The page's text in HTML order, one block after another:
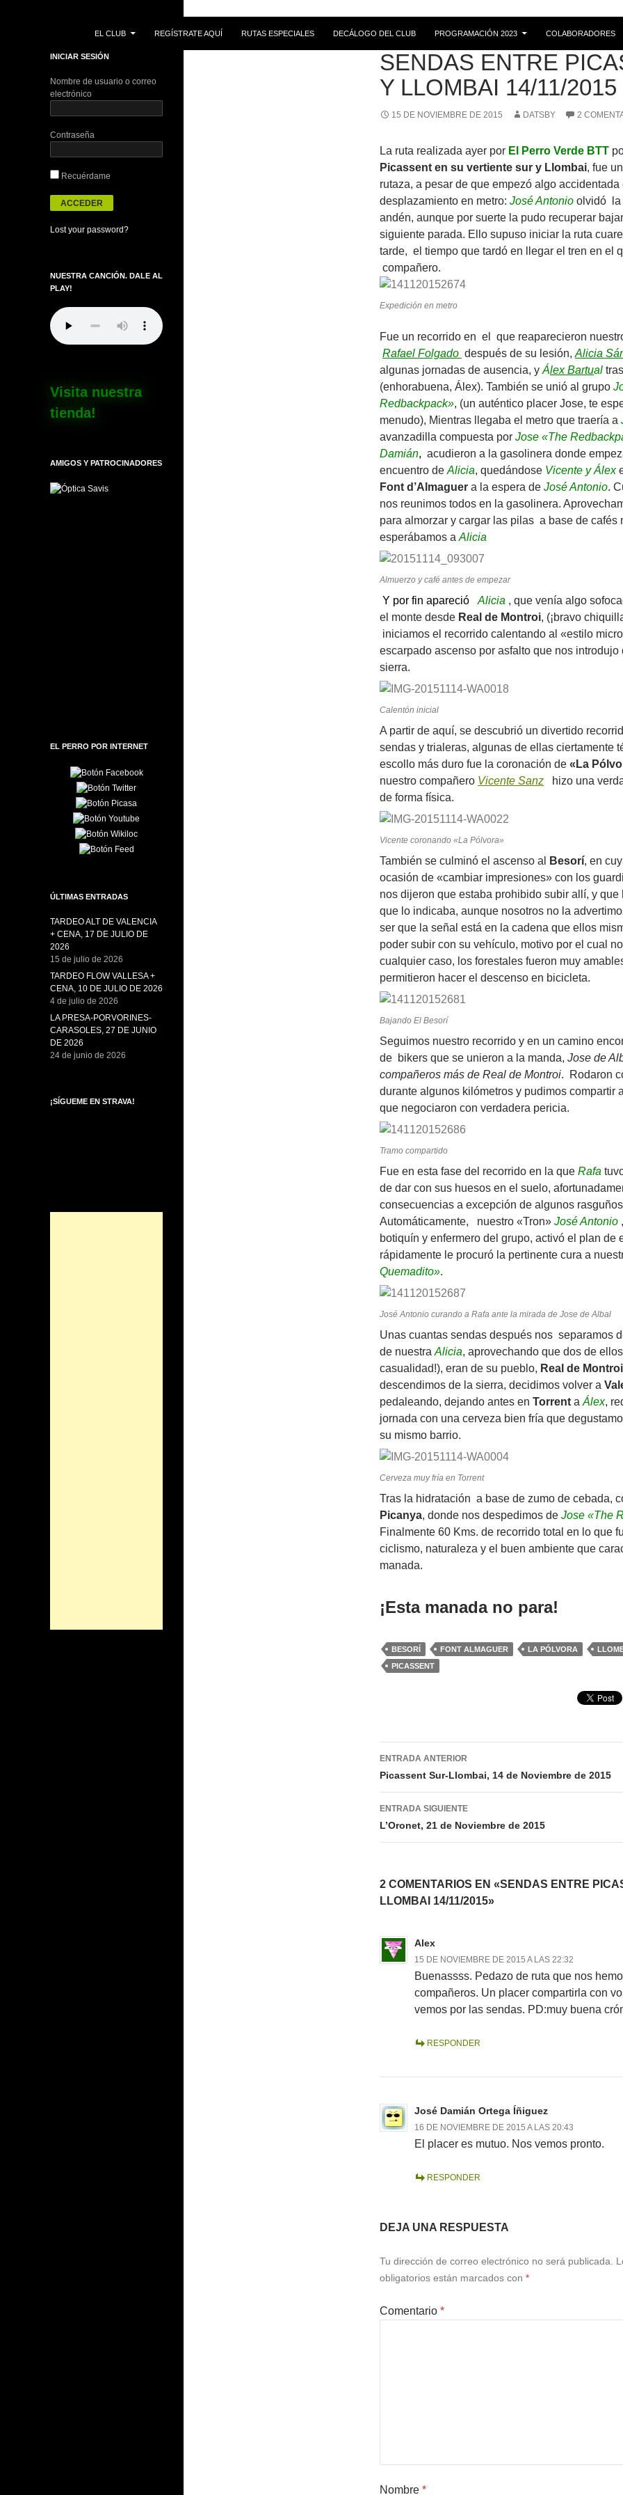
EL CLUB
REGÍSTRATE AQUÍ RUTAS ESPECIALES DECÁLOGO DEL CLUB PROGRAMACIÓN 2023 COLABORADORES
CRÓNICAS
SENDAS ENTRE
Y LLOMBAI 14/11/2015
15 DE NOVIEMBRE DE 2015 DATSBY 2
La ruta realizada ayer por El Perro Verde BTT
Picassent en su vertiente sur y Llombai, fue
rutaza, a pesar de que empezó algo accidentada
desplazamiento en metro: José Antonio olvidó la
andén, aunque por suerte la pudo recuperar
siguiente parada. Ello supuso iniciar la ruta
tarde, el tiempo que tardó en llegar el tren en el
compañero.
Expedición en metro
Fue un recorrido en el que reaparecieron
Rafael Folgado después de su lesión, Alicia
algunas jornadas de ausencia, y Álex Bartual
(enhorabuena, Álex). También se unió al grupo
Redbackpack», (un auténtico placer Jose, te
menudo), Mientras llegaba el metro que traería a
avanzadilla compuesta por Jose «The
Damián, acudieron a la gasolinera donde
encuentro de Alicia, quedándose Vicente y Álex
Font d’Almaguer a la espera de José Antonio.
nos reunimos todos en la gasolinera.
para almorzar y cargar las pilas a base de cafés
esperábamos a Alicia
Almuerzo y café antes de empezar
Y por fin apareció Alicia , que venía algo
el monte desde Real de Montroi, (¡bravo
iniciamos el recorrido calentando al «estilo
escarpado ascenso por asfalto que nos introdujo
sierra.
Calentón inicial
A partir de aquí, se descubrió un divertido
sendas y trialeras, algunas de ellas ciertamente
escoll o más duro fue la coronación de «La
nuestro compañero Vicente Sanz hizo una
de forma física.
Vicente coronando «La Pólvora»
También se culminó el ascenso al Besorí, en
ocasión de «cambiar impresiones» con los
nos dijeron que estaba prohibido subir allí, y que
que lo indicaba, aunque nosotros no la
ser que la señal está en la cadena que ellos
poder subir con su vehículo, motivo por el cual
cualquier caso, los forestales fueron muy
permitieron hacer el descenso en bicicleta.
Bajando El Besorí
Seguimos nuestro recorrido y en un camino
de bikers que se unieron a la manda, Jose de
compañeros más de Real de Montroi. Rodaron
durante algunos kilómetros y pudimos compartir
que negociaron con verdadera pericia.
Tramo compartido
Fue en esta fase del recorrido en la que Rafa
de dar con sus huesos en el suelo,
consecuencias a excepción de algunos
Automáticamente, nuestro «Tron» José Antonio
botiquín y enfermero del grupo, activó el plan de
rápidamente le procuró la pertinente cura a
Quemadito».
José Antonio curando a Rafa ante la mirada de Jose de Albal
Unas cuantas sendas después nos separamos
de nuestra Alicia, aprovechando que dos de
casualidad!), eran de su pueblo, Real de Montroi
descendimos de la sierra, decidimos volver a
pedaleando, dejando antes en Torrent a Álex,
jornada con una cerveza bien fría que
su mismo barrio.
Cerveza muy fría en Torrent
Tras la hidratación a base de zumo de cebada,
Picanya, donde nos despedimos de Jose «The
Finalmente 60 Kms. de recorrido total en lo que
ciclismo, naturaleza y el buen ambiente que
manada.
¡Esta manada no para!
BESORÍ FONT ALMAGUER LA PÓLVORA
PICASSENT
Navegación
de
entradas
ENTRADA ANTERIOR
Picassent Sur-Llombai, 14 de Noviembre de 2015
ENTRADA SIGUIENTE
L’Oronet, 21 de Noviembre de 2015
2 COMENTARIOS EN «SENDAS ENTRE
LLOMBAI 14/11/2015»
Alex
15 DE NOVIEMBRE DE 2015 A LAS 22:32
Buenassss. Pedazo de ruta que nos
compañeros. Un placer compartirla con
vemos por las sendas. PD:muy buena
RESPONDER
José Damián Ortega Íñiguez
16 DE NOVIEMBRE DE 2015 A LAS 20:43
El placer es mutuo. Nos vemos pronto.
RESPONDER
DEJA UNA RESPUESTA
Tu dirección de correo electrónico no será publicada.
obligatorios están marcados con *
Comentario *
Nombre *
INICIAR SESIÓN
Nombre de usuario o correo
electrónico
Contraseña
Recuérdame
Lost your password?
NUESTRA CANCIÓN. DALE AL
PLAY!
Visita nuestra
tienda!
AMIGOS Y PATROCINADORES
EL PERRO POR INTERNET
ÚLTIMAS ENTRADAS
TARDEO ALT DE VALENCIA
+ CENA, 17 DE JULIO DE
2026
15 de julio de 2026
TARDEO FLOW VALLESA +
CENA, 10 DE JULIO DE 2026
4 de julio de 2026
LA PRESA-PORVORINES-
CARASOLES, 27 DE JUNIO
DE 2026
24 de junio de 2026
¡SÍGUEME EN STRAVA!